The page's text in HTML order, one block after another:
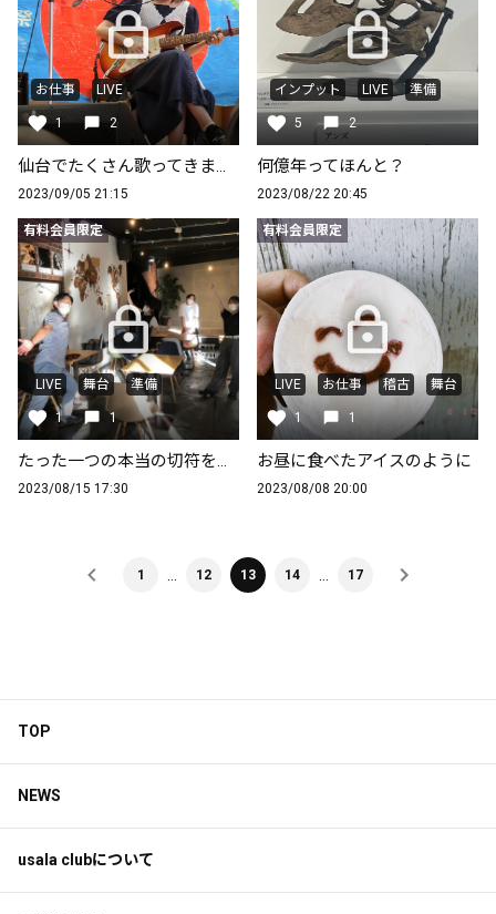
お仕事 LIVE
1 2
仙台でたくさん歌ってきました
2023/09/05 21:15
インプット LIVE 準備
5 2
何億年ってほんと？
2023/08/22 20:45
有料会員限定
LIVE 舞台 準備
1 1
たった一つの本当の切符をなくさないで
2023/08/15 17:30
有料会員限定
LIVE お仕事 稽古 舞台
1 1
お昼に食べたアイスのように
2023/08/08 20:00
1 12 13 14 17
TOP
NEWS
usala clubについて